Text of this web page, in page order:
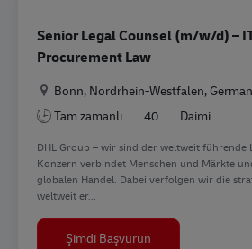
Senior Legal Counsel (m/w/d) –
Procurement Law
Konum
Bonn, Nordrhein-Westfalen,
Tam zamanlı
40 Daimi
DHL Group – wir sind der weltweit führende
Konzern verbindet Menschen und Märkte
globalen Handel. Dabei verfolgen wir die
weltweit er...
Şimdi Başvurun